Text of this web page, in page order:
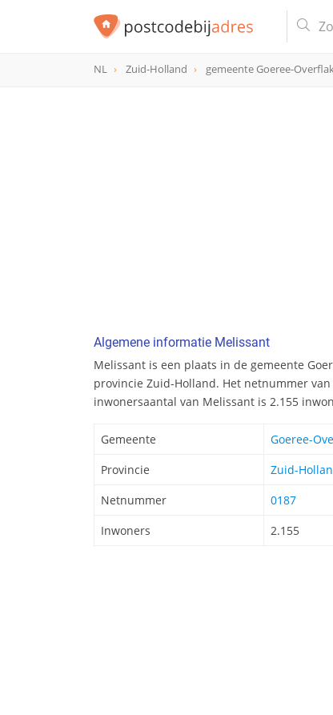
NL Zuid-Holland gemeente Goeree-
Algemene informatie Melissant
Melissant is een plaats in de gemeente
provincie Zuid-Holland. Het netnummer
inwonersaantal van Melissant is 2.155
Gemeente
Goeree-
Provincie
Zuid-
Netnummer
0187
Inwoners
2.155